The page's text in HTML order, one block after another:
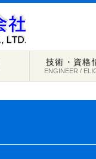
技術・資格
ENGINEER /